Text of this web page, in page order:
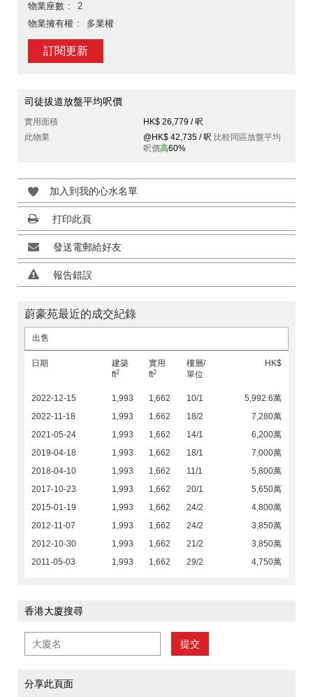
物業座數
2
物業擁有權
多業權
訂閱更新
司徒拔道放盤平均呎價
實用面積
HK$ 26,779 / 呎
此物業
@HK$ 42,735 / 呎 比較同區放盤平均
呎價高60%
加入到我的心水名單
打印此頁
發送電郵給好友
報告錯誤
蔚豪苑最近的成交紀錄
出售
日期
建築
ft2
實用
ft2
樓層/
單位
HK$
2022-12-15 1,993 1,662 10/1
5,992.6萬
2022-11-18
1,993 1,662 18/2
7,280萬
2021-05-24
1,993 1,662 14/1
6,200萬
2019-04-18
1,993 1,662 18/1
7,000萬
2018-04-10
1,993 1,662 11/1
5,800萬
2017-10-23
1,993 1,662 20/1
5,650萬
2015-01-19
1,993 1,662 24/2
4,800萬
2012-11-07
1,993 1,662 24/2
3,850萬
2012-10-30
1,993 1,662 21/2
3,850萬
2011-05-03
1,993 1,662 29/2 4,750萬
香港大廈搜尋
提交
分享此頁面